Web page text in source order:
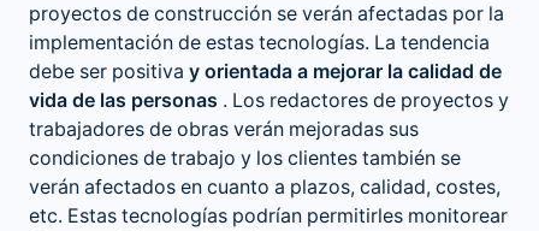
proyectos de construcción se verán afectadas por la
implementación de estas tecnologías. La tendencia
debe ser positiva y orientada a mejorar la calidad de
vida de las personas . Los redactores de proyectos y
trabajadores de obras verán mejoradas sus
condiciones de trabajo y los clientes también se
verán afectados en cuanto a plazos, calidad, costes,
etc. Estas tecnologías podrían permitirles monitorear